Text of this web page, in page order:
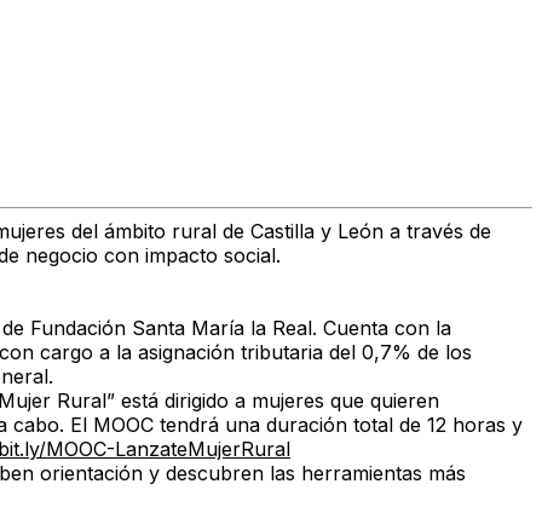
del ámbito rural de Castilla y León a través de
negocio con impacto social.
Fundación Santa María la Real. Cuenta con la
cargo a la asignación tributaria del 0,7% de los
Rural” está dirigido a mujeres que quieren
El MOOC tendrá una duración total de 12 horas y
MOOC-LanzateMujerRural
orientación y descubren las herramientas más